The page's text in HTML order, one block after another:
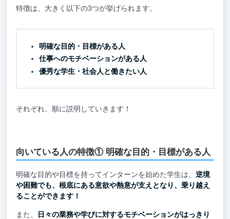
特徴は、大きく以下の3つが挙げられます。
明確な目的・目標がある人
仕事へのモチベーションがある人
優秀な学生・社会人と働きたい人
それぞれ、順に説明していきます！
向いている人の特徴① 明確な目的・目標がある人
明確な目的や目標を持ってインターンを始めた学生は、 逆境
や困難でも、根底にある意欲や熱意が支えとなり、乗り越え
ることができます！
また、
日々の業務や学びに対するモチベーションがはっきり